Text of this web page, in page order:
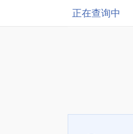
正在查询中